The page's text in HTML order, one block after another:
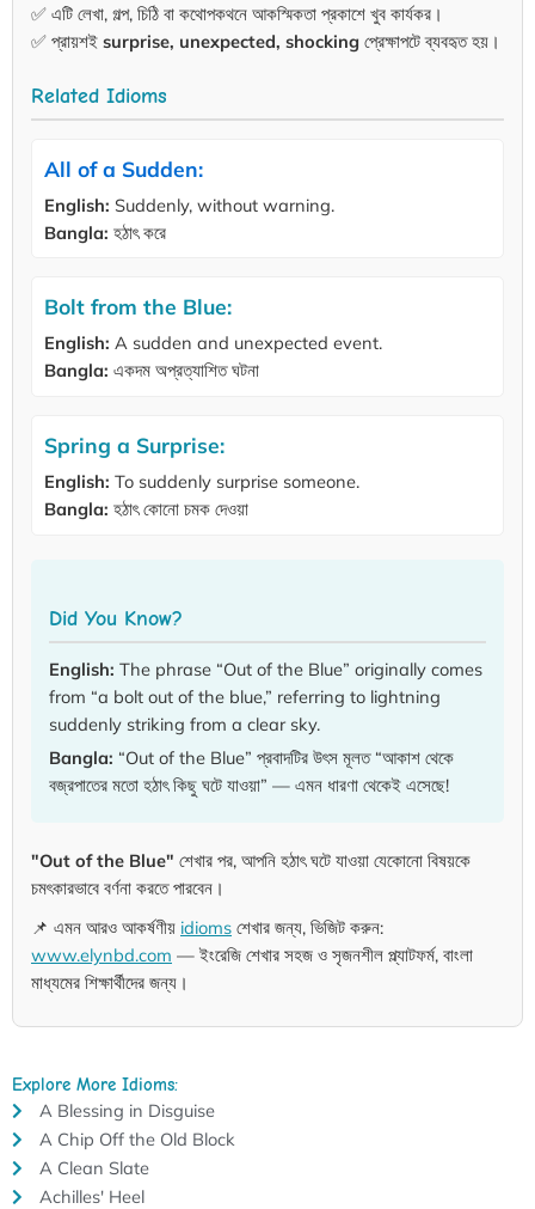
✅ এটি লেখা, গল্প, চিঠি বা কথোপকথনে আকস্মিকতা প্রকাশে খুব কার্যকর।
✅ প্রায়শই surprise, unexpected, shocking প্রেক্ষাপটে ব্যবহৃত হয়।
Related Idioms
All of a Sudden:
English: Suddenly, without warning.
Bangla: হঠাৎ করে
Bolt from the Blue:
English: A sudden and unexpected event.
Bangla: একদম অপ্রত্যাশিত ঘটনা
Spring a Surprise:
English: To suddenly surprise someone.
Bangla: হঠাৎ কোনো চমক দেওয়া
Did You Know?
English: The phrase “Out of the Blue” originally comes
from “a bolt out of the blue,” referring to lightning
suddenly striking from a clear sky.
Bangla: “Out of the Blue” প্রবাদটির উৎস মূলত “আকাশ থেকে
বজ্রপাতের মতো হঠাৎ কিছু ঘটে যাওয়া” — এমন ধারণা থেকেই এসেছে!
"Out of the Blue" শেখার পর, আপনি হঠাৎ ঘটে যাওয়া যেকোনো বিষয়কে
চমৎকারভাবে বর্ণনা করতে পারবেন।
📌 এমন আরও আকর্ষণীয় idioms শেখার জন্য, ভিজিট করুন:
www.elynbd.com — ইংরেজি শেখার সহজ ও সৃজনশীল প্ল্যাটফর্ম, বাংলা
মাধ্যমের শিক্ষার্থীদের জন্য।
Explore More Idioms:
A Blessing in Disguise
A Chip Off the Old Block
A Clean Slate
Achilles' Heel